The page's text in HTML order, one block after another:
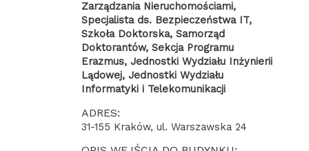
Zarządzania Nieruchomościami,
Specjalista ds. Bezpieczeństwa IT,
Szkoła Doktorska, Samorząd
Doktorantów, Sekcja Programu
Erazmus, Jednostki Wydziału Inżynierii
Lądowej, Jednostki Wydziału
Informatyki i Telekomunikacji
ADRES:
31-155 Kraków, ul. Warszawska 24